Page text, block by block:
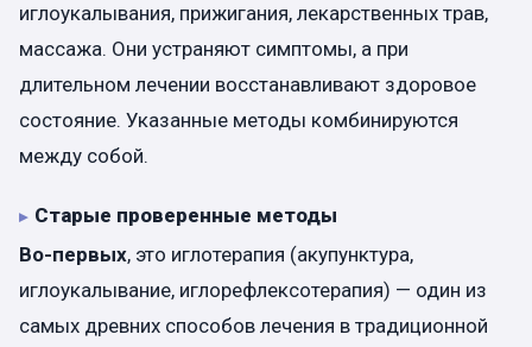
иглоукалывания, прижигания, лекарственных трав,
массажа. Они устраняют симптомы, а при
длительном лечении восстанавливают здоровое
состояние. Указанные методы комбинируются
между собой.
Старые проверенные методы
Во-первых, это иглотерапия (акупунктура,
иглоукалывание, иглорефлексотерапия) — один из
самых древних способов лечения в традиционной